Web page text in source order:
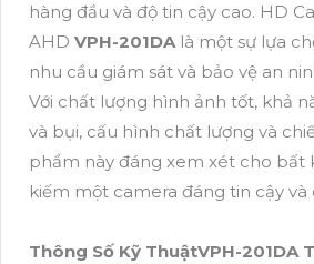
hàng đầu và độ tin cậy cao. HD
AHD VPH-201DAlà một sự lựa
nhu cầu giám sát và bảo vệ an
Với chất lượng hình ảnh tốt, khả
và bụi, cấu hình chất lượng và
phẩm này đáng xem xét cho bất
kiếm một camera đáng tin cậy và
Thông Số Kỹ ThuậtVPH-201DA